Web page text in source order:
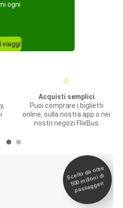
ogni
viaggi
Acquisti semplici
Puoi comprare i biglietti
online, sulla nostra app o nei
nostri negozi FlixBus
Scelto da oltre
500
milioni di
passeggeri